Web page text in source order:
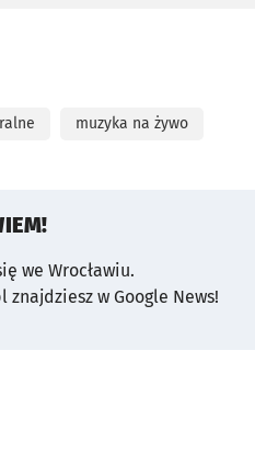
muzyka na żywo
we Wrocławiu.
w Google News!